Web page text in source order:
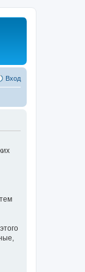
Вход